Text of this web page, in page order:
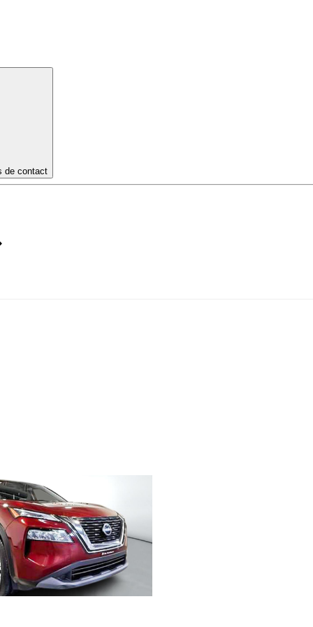
de contact
- 800 $
335278